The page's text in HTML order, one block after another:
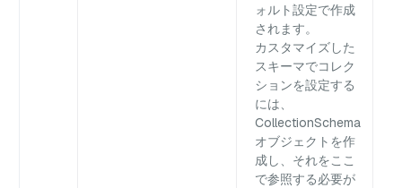
ォルト設定で作成
されます。
カスタマイズした
スキーマでコレク
ションを設定する
には、
CollectionSchema
オブジェクトを作
成し、それをここ
で参照する必要が